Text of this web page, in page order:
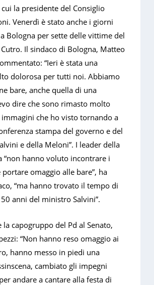
la presidente del Consiglio
Venerdì è stato anche i giorni
Bologna per sette delle vittime del
Il sindaco di Bologna, Matteo
“Ieri è stata una
dolorosa per tutti noi. Abbiamo
bare, anche quella di una
dire che sono rimasto molto
che ho visto tornando a
stampa del governo e del
e della Meloni”. I leader della
“non hanno voluto incontrare i
omaggio alle bare”, ha
“ma hanno trovato il tempo di
anni del ministro Salvini”.
la capogruppo del Pd al Senato,
“Non hanno reso omaggio ai
hanno messo in piedi una
cambiato gli impegni
andare a cantare alla festa di